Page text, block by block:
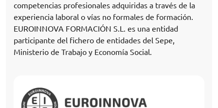
competencias profesionales adquiridas a través de la
experiencia laboral o vías no formales de formación.
EUROINNOVA FORMACIÓN S.L. es una entidad
participante del fichero de entidades del Sepe,
Ministerio de Trabajo y Economía Social.